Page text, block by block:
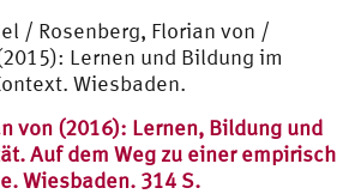
/ Rosenberg, Florian von /
Lernen und Bildung im
Wiesbaden.
von (2016): Lernen, Bildung und
Auf dem Weg zu einer empirisch
Wiesbaden. 314 S.